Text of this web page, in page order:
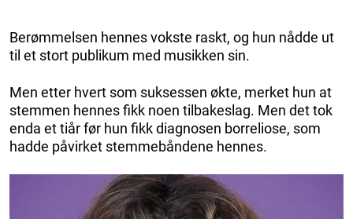
Berømmelsen hennes vokste raskt, og hun nådde ut
til et stort publikum med musikken sin.
Men etter hvert som suksessen økte, merket hun at
stemmen hennes fikk noen tilbakeslag. Men det tok
enda et tiår før hun fikk diagnosen borreliose, som
hadde påvirket stemmebåndene hennes.